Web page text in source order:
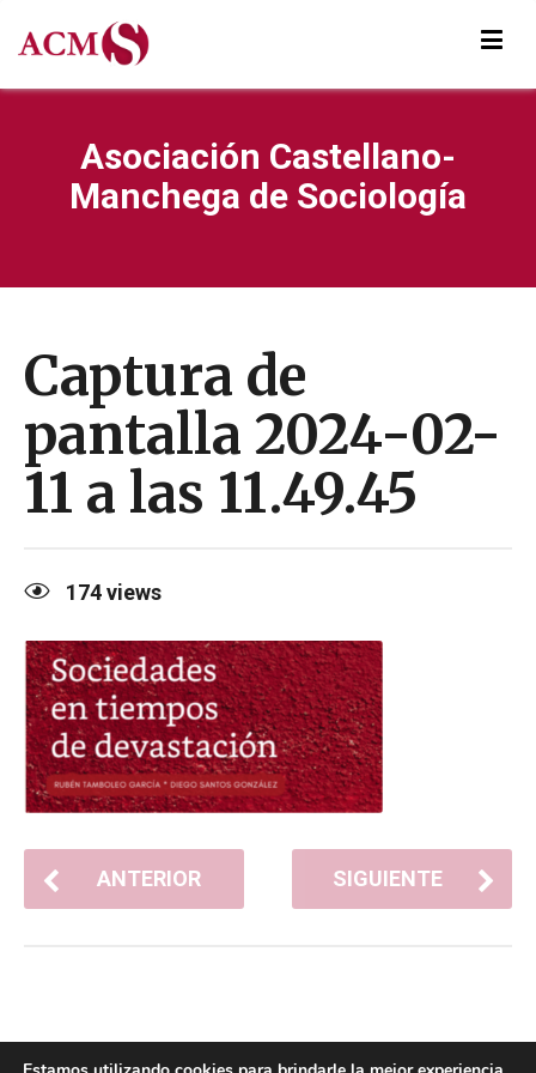
Asociación Castellano-
Manchega de Sociología
Captura de
pantalla 2024-02-
11 a las 11.49.45
174views
ANTERIOR SIGUIENTE